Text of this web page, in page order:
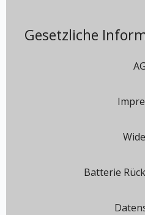
Gesetzliche
Batterie